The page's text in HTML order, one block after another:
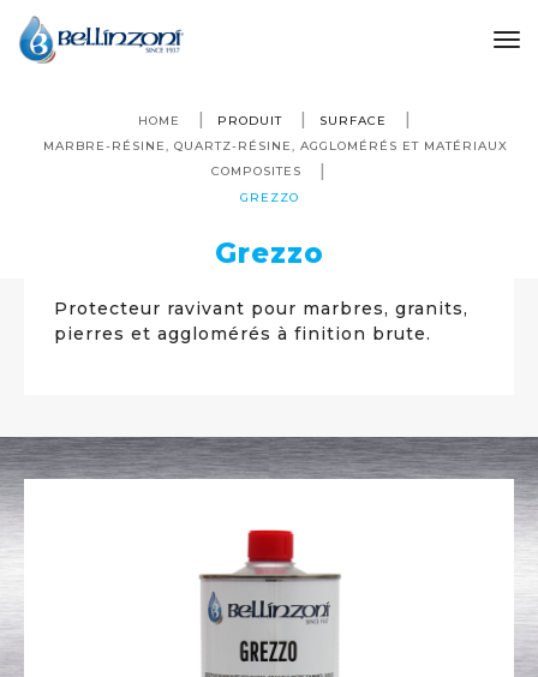
HOME PRODUIT
SURFACE
MARBRE-RÉSINE, QUARTZ-RÉSINE, AGGLOMÉRÉS ET MATÉRIAUX
COMPOSITES
GREZZO
Grezzo
Protecteur ravivant pour marbres, granits,
pierres et agglomérés à finition brute.